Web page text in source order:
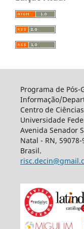
Programa de Pós-
Informação/
Centro de
Universidade
Avenida Senador
Natal - RN, 59078-
Brasil.